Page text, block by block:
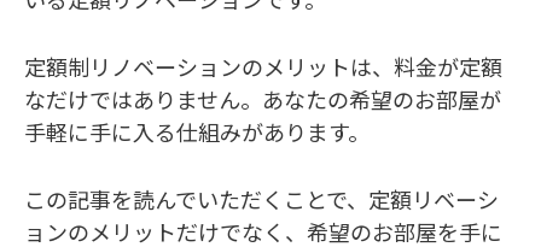
定額制リノベーションのメリットは、料金が定額
なだけではありません。あなたの希望のお部屋が
手軽に手に入る仕組みがあります。
この記事を読んでいただくことで、定額リベーシ
ョンのメリットだけでなく、希望のお部屋を手に